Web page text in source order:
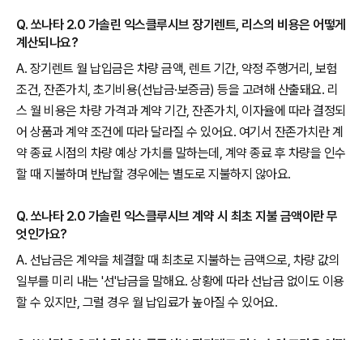
Q. 쏘나타 2.0 가솔린 익스클루시브 장기렌트, 리스의 비용은 어떻게
계산되나요?
A. 장기렌트 월 납입금은 차량 금액, 렌트 기간, 약정 주행거리, 보험
조건, 잔존가치, 초기비용(선납금·보증금) 등을 고려해 산출돼요. 리
스 월 비용은 차량 가격과 계약 기간, 잔존가치, 이자율에 따라 결정되
어 상품과 계약 조건에 따라 달라질 수 있어요. 여기서 잔존가치란 계
약 종료 시점의 차량 예상 가치를 말하는데, 계약 종료 후 차량을 인수
할 때 지불하며 반납할 경우에는 별도로 지불하지 않아요.
Q. 쏘나타 2.0 가솔린 익스클루시브 계약 시 최초 지불 금액이란 무
엇인가요?
A. 선납금은 계약을 체결할 때 최초로 지불하는 금액으로, 차량 값의
일부를 미리 내는 '선'납금을 말해요. 상황에 따라 선납금 없이도 이용
할 수 있지만, 그럴 경우 월 납입료가 높아질 수 있어요.